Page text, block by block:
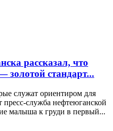
рассказал, что
золотой стандарт...
служат ориентиром для
пресс-служба нефтеюганской
малыша к груди в первый...